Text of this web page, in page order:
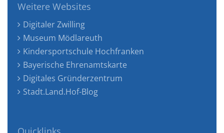
Weitere Websites
Digitaler Zwilling
Museum Mödlareuth
Kindersportschule Hochfranken
Bayerische Ehrenamtskarte
Digitales Gründerzentrum
Stadt.Land.Hof-Blog